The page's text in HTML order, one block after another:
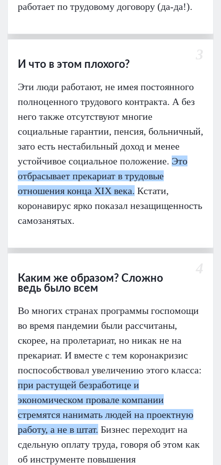
работает по трудовому договору (да-да!).
И что в этом плохого?
Эти люди работают, не имея постоянного
полноценного трудового контракта. А без
него также отсутствуют многие
социальные гарантии, пенсия, больничный,
зато есть нестабильный доход и менее
устойчивое социальное положение. Это
отбрасывает прекариат в трудовые
отношения конца XIX века. Кстати,
коронавирус ярко показал незащищенность
самозанятых.
Каким же образом? Сложно
ведь было всем
Во многих странах программы госпомощи
во время пандемии были рассчитаны,
скорее, на пролетариат, но никак не на
прекариат. И вместе с тем коронакризис
поспособствовал увеличению этого класса:
при растущей безработице и
экономическом провале компании
стремятся нанимать людей на проектную
работу, а не в штат. Бизнес переходит на
сдельную оплату труда, говоря об этом как
об инструменте повышения